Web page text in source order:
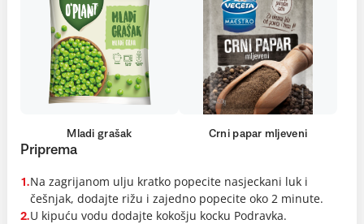
Mladi grašak Crni papar mljeveni
Priprema
1.Na zagrijanom ulju kratko popecite nasjeckani luk i
češnjak, dodajte rižu i zajedno popecite oko 2 minute.
2.U kipuću vodu dodajte kokošju kocku Podravka.